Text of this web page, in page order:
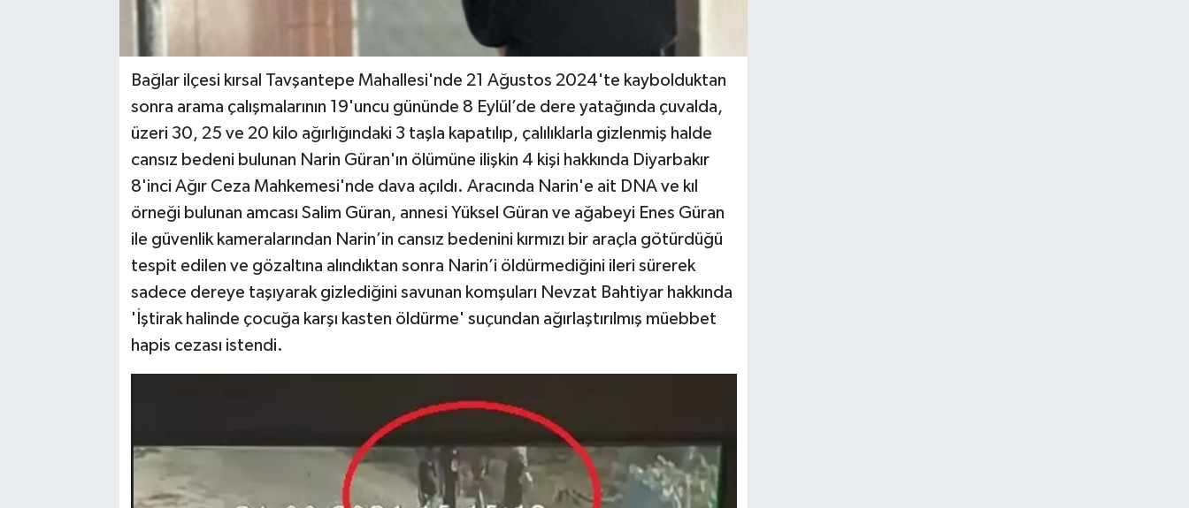
Bağlar ilçesi kırsal Tavşantepe Mahallesi'nde 21 Ağustos 2024'te kaybolduktan
sonra arama çalışmalarının 19'uncu gününde 8 Eylül’de dere yatağında çuvalda,
üzeri 30, 25 ve 20 kilo ağırlığındaki 3 taşla kapatılıp, çalılıklarla gizlenmiş halde
cansız bedeni bulunan Narin Güran'ın ölümüne ilişkin 4 kişi hakkında Diyarbakır
8'inci Ağır Ceza Mahkemesi'nde dava açıldı. Aracında Narin'e ait DNA ve kıl
örneği bulunan amcası Salim Güran, annesi Yüksel Güran ve ağabeyi Enes Güran
ile güvenlik kameralarından Narin’in cansız bedenini kırmızı bir araçla götürdüğü
tespit edilen ve gözaltına alındıktan sonra Narin’i öldürmediğini ileri sürerek
sadece dereye taşıyarak gizlediğini savunan komşuları Nevzat Bahtiyar hakkında
'İştirak halinde çocuğa karşı kasten öldürme' suçundan ağırlaştırılmış müebbet
hapis cezası istendi.